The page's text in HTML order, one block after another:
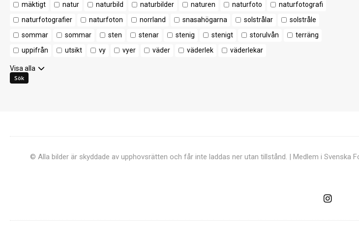
mäktigt
natur naturbild naturbilder naturen naturfoto
naturfotografi
naturfotografier
naturfoton norrland snasahögarna solstrålar
solstråle
sommar
sommar sten stenar stenig stenigt storulvån
terräng
uppifrån
utsikt vy vyer väder väderlek väderlekar
Visa alla
© Alla bilder är skyddade av upphovsrätten och får inte laddas ner utan tillstånd. | Medlem i Svenska